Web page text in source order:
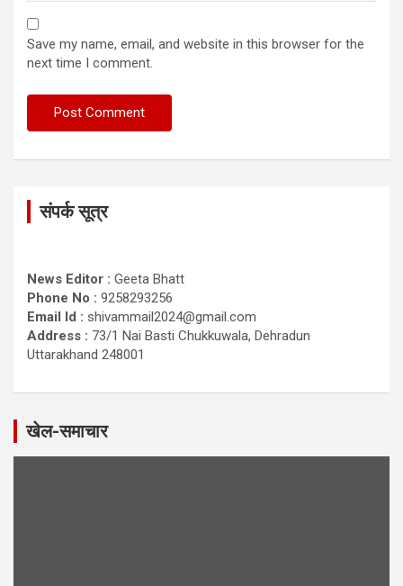
Save my name, email, and website in this browser for the
next time I comment.
संपर्क सूत्र
News Editor : Geeta Bhatt
Phone No : 9258293256
Email Id : shivammail2024@gmail.com
Address : 73/1 Nai Basti Chukkuwala, Dehradun
Uttarakhand 248001
खेल-समाचार